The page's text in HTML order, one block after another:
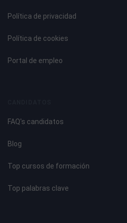
Política de privacidad
Política de cookies
Portal de empleo
FAQ's candidatos
Blog
Top cursos de formación
Top palabras clave